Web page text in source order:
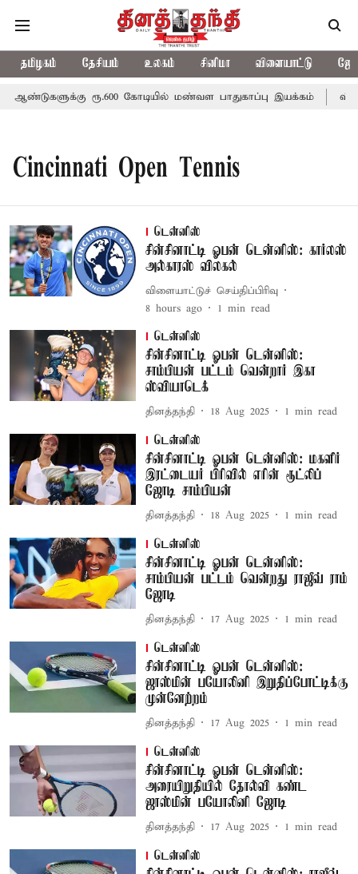
தமிழகம் தேசியம் உலகம் சினிமா விளையாட்டு
ஆண்டுகளுக்கு ரூ.600 கோடியில் மண்வள பாதுகாப்பு இயக்கம்
Cincinnati Open Tennis
டென்னிஸ்
சின்சினாட்டி ஓபன் டென்னிஸ்: கார்லஸ்
அல்காரஸ் விலகல்
விளையாட்டுச் செய்திப்பிரிவு
8 hours ago
1 min read
டென்னிஸ்
சின்சினாட்டி ஓபன் டென்னிஸ்:
சாம்பியன் பட்டம் வென்றார் இகா
ஸ்வியாடெக்
தினத்தந்தி 18 Aug 2025 1 min read
டென்னிஸ்
சின்சினாட்டி ஓபன் டென்னிஸ்: மகளிர்
இரட்டையர் பிரிவில் எரின் ரூட்லிப்
ஜோடி சாம்பியன்
தினத்தந்தி 18 Aug 2025 1 min read
டென்னிஸ்
சின்சினாட்டி ஓபன் டென்னிஸ்:
சாம்பியன் பட்டம் வென்றது ராஜீவ் ராம்
ஜோடி
தினத்தந்தி 17 Aug 2025 1 min read
டென்னிஸ்
சின்சினாட்டி ஓபன் டென்னிஸ்:
ஜாஸ்மின் பயோலினி இறுதிப்போட்டிக்கு
முன்னேற்றம்
தினத்தந்தி 17 Aug 2025 1 min read
டென்னிஸ்
சின்சினாட்டி ஓபன் டென்னிஸ்:
அரையிறுதியில் தோல்வி கண்ட
ஜாஸ்மின் பயோலினி ஜோடி
தினத்தந்தி 17 Aug 2025 1 min read
டென்னிஸ்